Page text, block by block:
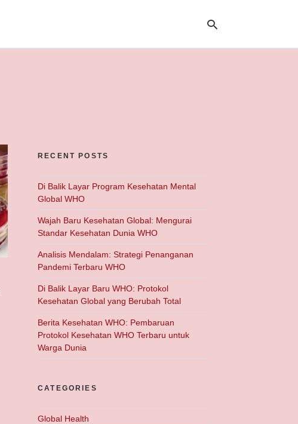
RECENT POSTS
Di Balik Layar Program Kesehatan Mental
Global WHO
Wajah Baru Kesehatan Global: Mengurai
Standar Kesehatan Dunia WHO
Analisis Mendalam: Strategi Penanganan
Pandemi Terbaru WHO
Di Balik Layar Baru WHO: Protokol
Kesehatan Global yang Berubah Total
Berita Kesehatan WHO: Pembaruan
Protokol Kesehatan WHO Terbaru untuk
Warga Dunia
CATEGORIES
Global Health